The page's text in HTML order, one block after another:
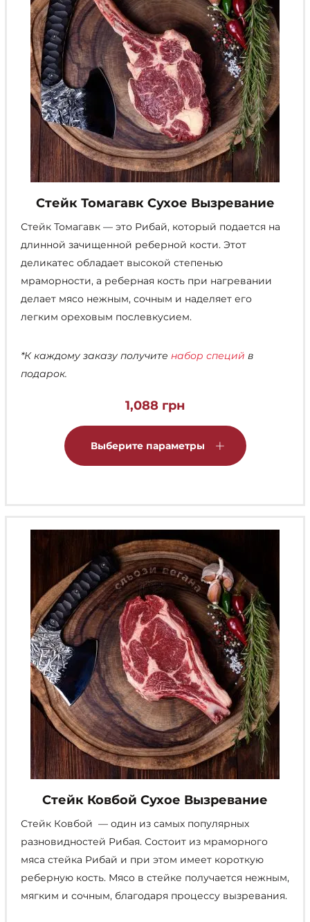
товара.
Стейк Томагавк Сухое Вызревание
Стейк Томагавк — это Рибай, который подается на
длинной зачищенной реберной кости. Этот
деликатес обладает высокой степенью
мраморности, а реберная кость при нагревании
делает мясо нежным, сочным и наделяет его
легким ореховым послевкусием.
*К каждому заказу получите набор специй в
подарок.
1,088 грн
Выберите параметры
товар
можно
странице
товара.
Стейк Ковбой Сухое Вызревание
Стейк Ковбой — один из самых популярных
разновидностей Рибая. Состоит из мраморного
мяса стейка Рибай и при этом имеет короткую
реберную кость. Мясо в стейке получается нежным,
мягким и сочным, благодаря процессу вызревания.